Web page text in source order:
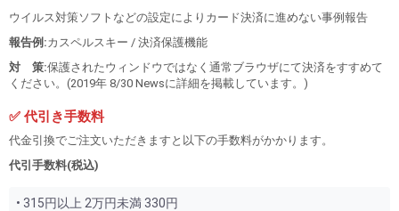
ウイルス対策ソフトなどの設定によりカード決済に進めない事例報告
報告例:カスペルスキー / 決済保護機能
対 策:保護されたウィンドウではなく通常ブラウザにて決済をすすめて
ください。(2019年 8/30 Newsに詳細を掲載しています。)
✅ 代引き手数料
代金引換でご注文いただきますと以下の手数料がかかります。
代引手数料(税込)
• 315円以上 2万円未満 330円